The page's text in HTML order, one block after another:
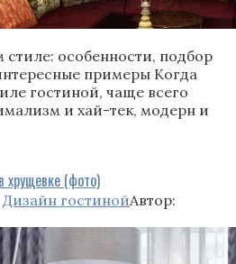
стиле: особенности, подбор
примеры Когда
гостиной, чаще всего
и хай-тек, модерн и
хрущевке (фото)
Дизайн гостинойАвтор: